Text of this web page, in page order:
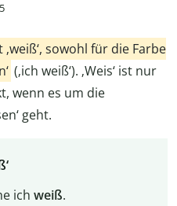
sowohl für die Farbe
(‚ich weiß‘). ‚Weis‘ ist nur
wenn es um die
geht.
ich weiß.